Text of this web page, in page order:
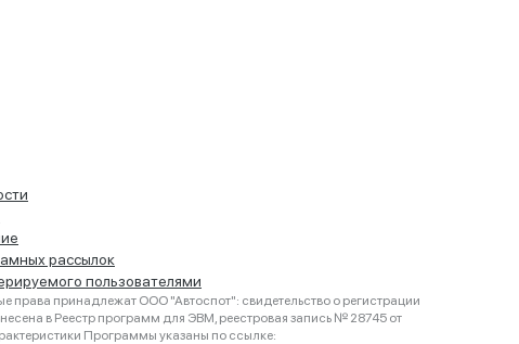
рассылок
пользователями
принадлежат ООО "Автоспот": свидетельство о регистрации
в Реестр программ для ЭВМ, реестровая запись № 28745 от
Программы указаны по ссылке: